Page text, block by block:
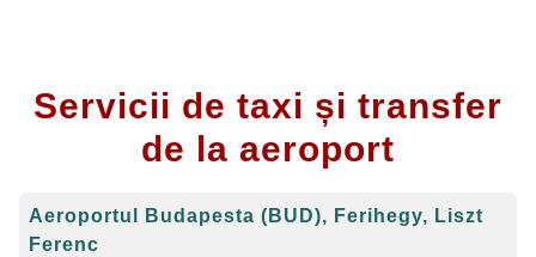
Servicii de taxi și transfer
de la aeroport
Aeroportul Budapesta (BUD), Ferihegy, Liszt
Ferenc